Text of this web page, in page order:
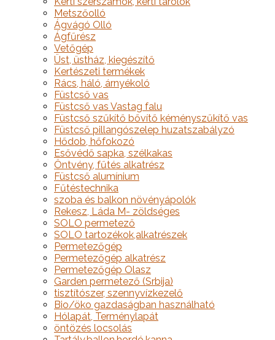
Metszőolló
Ágvágó Olló
Ágfűrész
Vetőgép
Üst, üstház, kiegészítő
Kertészeti termékek
Rács, háló, árnyékoló
Füstcső vas
Füstcső vas Vastag falu
Füstcső szűkítő bővítő kéményszűkítő vas
Füstcső pillangószelep huzatszabályzó
Hődob, hőfokozó
Esővédő sapka, szélkakas
Öntvény, fűtés alkatrész
Füstcső alumínium
Fűtéstechnika
szoba és balkon növényápolók
Rekesz, Láda M- zöldséges
SOLO permetező
SOLO tartozékok,alkatrészek
Permetezőgép
Permetezőgép alkatrész
Permetezőgép Olasz
Garden permetező (Srbija)
tisztítószer, szennyvízkezelő
Bio/öko gazdaságban használható
Hólapát, Terménylapát
öntözés locsolás